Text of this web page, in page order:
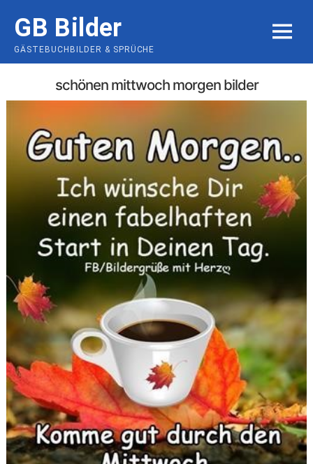
content
GB Bilder
GÄSTEBUCHBILDER & SPRÜCHE
MENU
schönen mittwoch morgen bilder